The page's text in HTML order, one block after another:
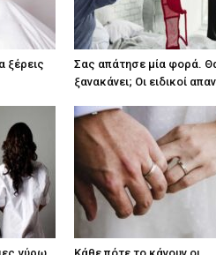
ξέρεις
Σας απάτησε μία φορά.
ξανακάνει; Οι ειδικοί